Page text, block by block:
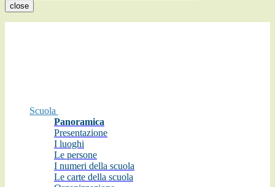
close
Scuola
Panoramica
Presentazione
I luoghi
Le persone
I numeri della scuola
Le carte della scuola